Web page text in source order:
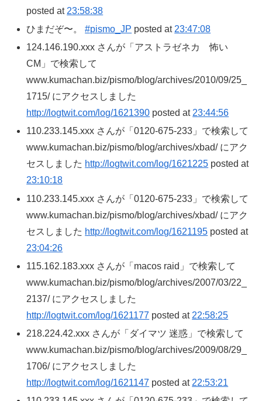
posted at 23:58:38
ひまだぞ〜。#pismo_JP posted at 23:47:08
124.146.190.xxx さんが「アストラゼネカ 怖い
CM」で検索して
www.kumachan.biz/pismo/blog/archives/2010/09/25_
1715/ にアクセスしました
http://logtwit.com/log/1621390 posted at 23:44:56
110.233.145.xxx さんが「0120-675-233」で検索して
www.kumachan.biz/pismo/blog/archives/xbad/ にアク
セスしました http://logtwit.com/log/1621225 posted at
23:10:18
110.233.145.xxx さんが「0120-675-233」で検索して
www.kumachan.biz/pismo/blog/archives/xbad/ にアク
セスしました http://logtwit.com/log/1621195 posted at
23:04:26
115.162.183.xxx さんが「macos raid」で検索して
www.kumachan.biz/pismo/blog/archives/2007/03/22_
2137/ にアクセスしました
http://logtwit.com/log/1621177 posted at 22:58:25
218.224.42.xxx さんが「ダイマツ 迷惑」で検索して
www.kumachan.biz/pismo/blog/archives/2009/08/29_
1706/ にアクセスしました
http://logtwit.com/log/1621147 posted at 22:53:21